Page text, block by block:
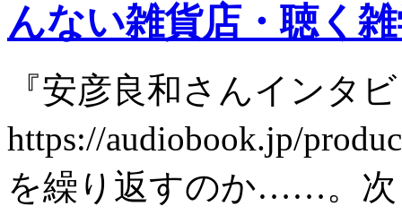
んない雑貨店・聴く
『安彦良和さんインタ
https://audiobook.jp/
を繰り返すのか……。次